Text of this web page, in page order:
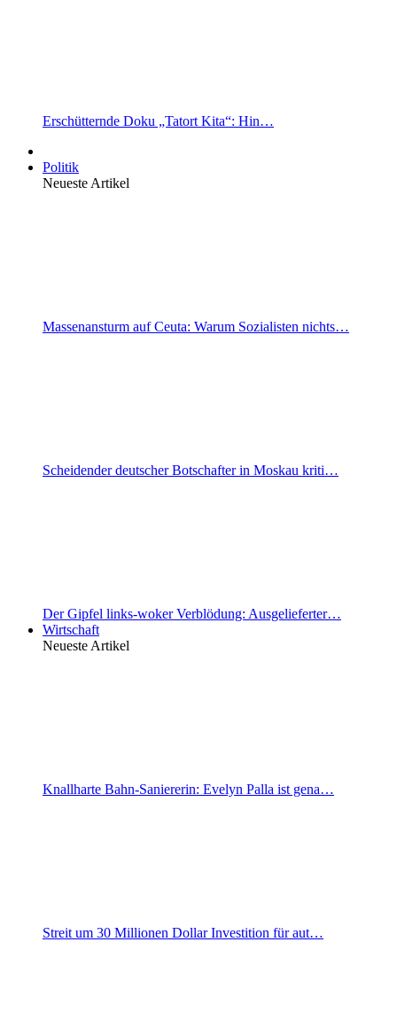
Erschütternde Doku „Tatort Kita“: Hin…
Politik
Neueste Artikel
Massenansturm auf Ceuta: Warum Sozialisten nichts…
Scheidender deutscher Botschafter in Moskau kriti…
Der Gipfel links-woker Verblödung: Ausgelieferter…
Wirtschaft
Neueste Artikel
Knallharte Bahn-Saniererin: Evelyn Palla ist gena…
Streit um 30 Millionen Dollar Investition für aut…